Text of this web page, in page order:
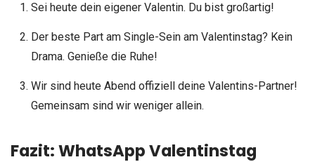
Sei heute dein eigener Valentin. Du bist großartig!
Der beste Part am Single-Sein am Valentinstag? Kein
Drama. Genieße die Ruhe!
Wir sind heute Abend offiziell deine Valentins-Partner!
Gemeinsam sind wir weniger allein.
Fazit: WhatsApp Valentinstag